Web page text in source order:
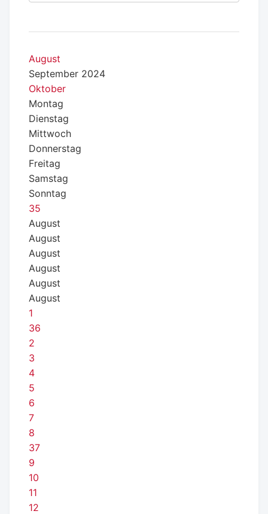
August
September 2024
Oktober
Montag
Dienstag
Mittwoch
Donnerstag
Freitag
Samstag
Sonntag
35
August
August
August
August
August
August
1
36
2
3
4
5
6
7
8
37
9
10
11
12